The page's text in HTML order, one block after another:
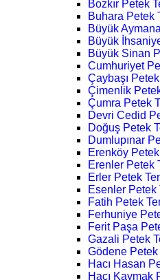
Bozkır Petek
Buhara Petek
Büyük
Büyük
Büyük Sinan
Cumhuriyet
Çaybaşı
Çimenlik
Çumra Petek
Devri Cedid
Doğuş Petek
Dumlupınar
Erenköy
Erenler Petek
Erler Petek
Esenler Petek
Fatih Petek
Ferhuniye
Ferit Paşa
Gazali Petek
Gödene
Hacı Hasan
Hacı Kaymak